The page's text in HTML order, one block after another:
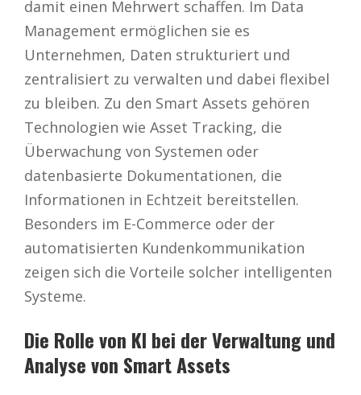
damit einen Mehrwert schaffen. Im Data
Management ermöglichen sie es
Unternehmen, Daten strukturiert und
zentralisiert zu verwalten und dabei flexibel
zu bleiben. Zu den Smart Assets gehören
Technologien wie Asset Tracking, die
Überwachung von Systemen oder
datenbasierte Dokumentationen, die
Informationen in Echtzeit bereitstellen.
Besonders im E-Commerce oder der
automatisierten Kundenkommunikation
zeigen sich die Vorteile solcher intelligenten
Systeme.
Die Rolle von KI bei der Verwaltung und
Analyse von Smart Assets